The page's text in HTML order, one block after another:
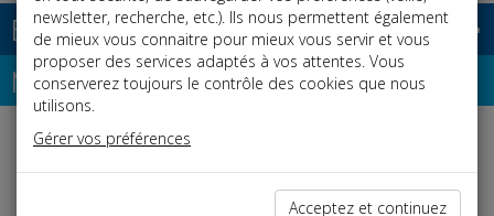
Base documentaire
Newsletter
Espace réservé
Ce contenu est réservé aux Clients
newsletter, recherche, etc.). Ils nous permettent également
de mieux vous connaitre pour mieux vous servir et vous
proposer des services adaptés à vos attentes. Vous
conserverez toujours le contrôle des cookies que nous
utilisons.
Gérer vos préférences
Acceptez et continuez